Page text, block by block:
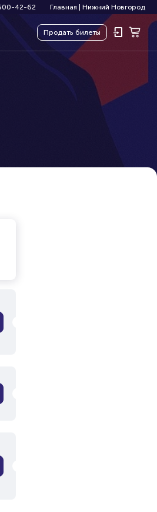
42-62 Главная Нижний Новгород
Продать билеты